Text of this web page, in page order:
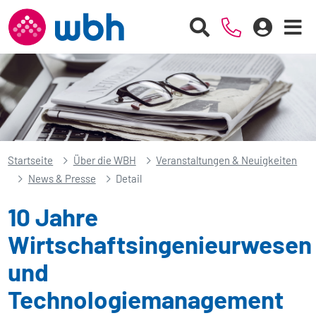
Startseite Über die WBH
Veranstaltungen & Neuigkeiten
News & Presse
Detail
10 Jahre
Wirtschaftsingenieurwesen
und
Technologiemanagement